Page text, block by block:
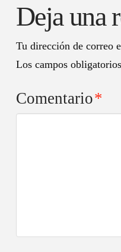
Deja una
Tu dirección de correo
Los campos
Comentario*